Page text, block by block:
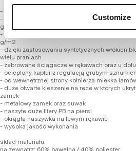
Customize
- wygodny regularny fason
- zewnętrzna warstwa wykonana z
gramaturze 300 g/m2
- całość bluzy mocno ocieplona miękkim i
g/m2
- dzięki zastosowaniu syntetycznych włókien
wielu praniach
- żebrowane ściągacze w rękawach oraz u
- ocieplony kaptur z regulacją grubym
- od wewnętrznej strony kołnierza miękka
- duże otwarte kieszenie na ręce w których
zamek
- metalowy zamek oraz suwak
- naszyte duże litery PB na piersi
- okrągła naszywka na lewym rękawie
- wysoka jakość wykonania
skład materiału:
na zewnątrz: 60% bawełna / 40% poliester